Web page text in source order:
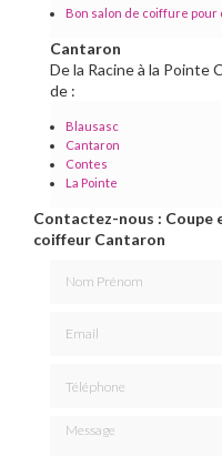
Bon salon de coiffure pour
Cantaron
De la Racine à la
de :
Blausasc
Cantaron
Contes
La Pointe
Contactez-nous : Coupe
coiffeur Cantaron
Message